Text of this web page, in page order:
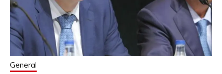
General